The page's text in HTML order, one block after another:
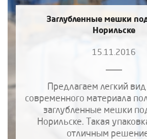
Заглубленные мешки
Норильске
15.11.2016
Предлагаем легкий
современного материала
заглубленные мешки
Норильске. Такая
отличным